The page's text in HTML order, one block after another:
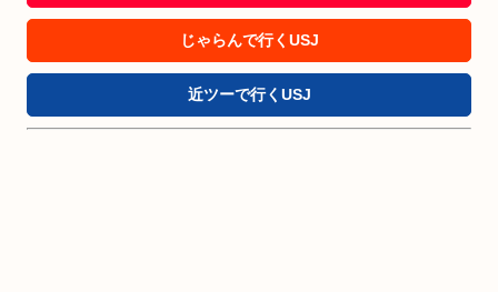
じゃらんで行くUSJ
近ツーで行くUSJ